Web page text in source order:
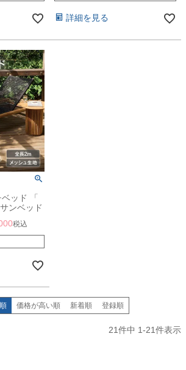
詳細を見る
ッド 「
ンベッド
税込
価格が高い順 新着順 登録順
21件中 1-21件表示